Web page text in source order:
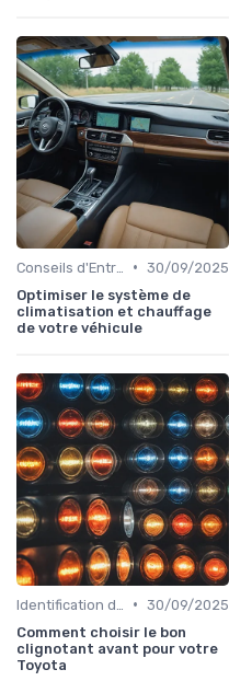
• 30/09/2025
Optimiser le système de
climatisation et chauffage
de votre véhicule
• 30/09/2025
Comment choisir le bon
clignotant avant pour votre
Toyota